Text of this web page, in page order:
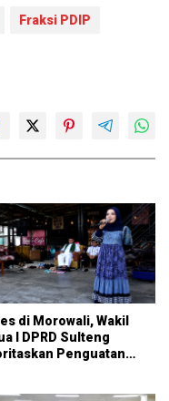
Fraksi PDIP
di Morowali, Wakil
I DPRD Sulteng
Penguatan